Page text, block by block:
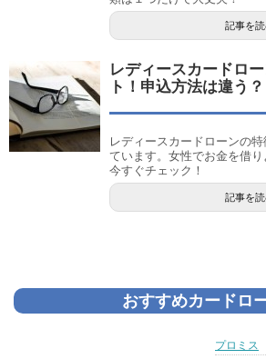
記事を
レディースカードロ
ト！申込方法は違う？
レディースカードローンの
ています。女性でお金を借
今すぐチェック！
記事を
おすすめカードロ
プロミス